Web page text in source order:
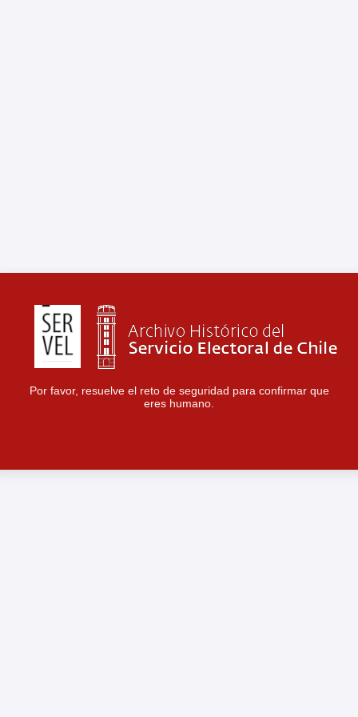
Por favor, resuelve el reto de seguridad para confirmar que
eres humano.